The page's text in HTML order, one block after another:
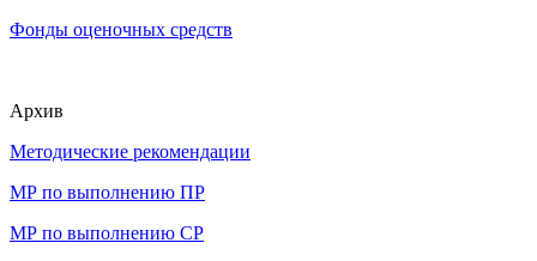
Фонды оценочных средств
Архив
Методические рекомендации
МР по выполнению ПР
МР по выполнению СР